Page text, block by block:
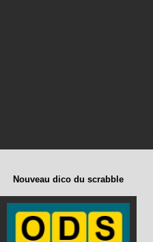
Nouveau dico du scrabble